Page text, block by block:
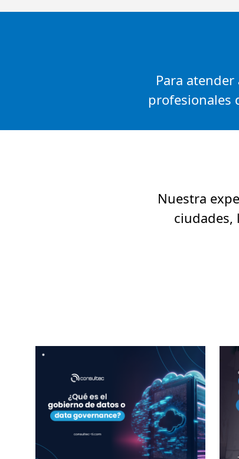
Para
profesionales
Nuestra
ciudades,